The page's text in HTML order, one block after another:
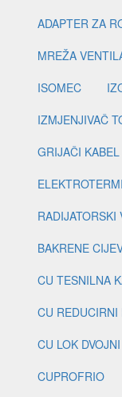
ADAPTER ZA
MREŽA
ISOMEC
IZMJENJIVAČ
GRIJAČI KABEL
RADIJATORSKI
BAKRENE
CU TESNILNA
CU REDUCIRNI
CU LOK DVOJNI
CUPROFRIO